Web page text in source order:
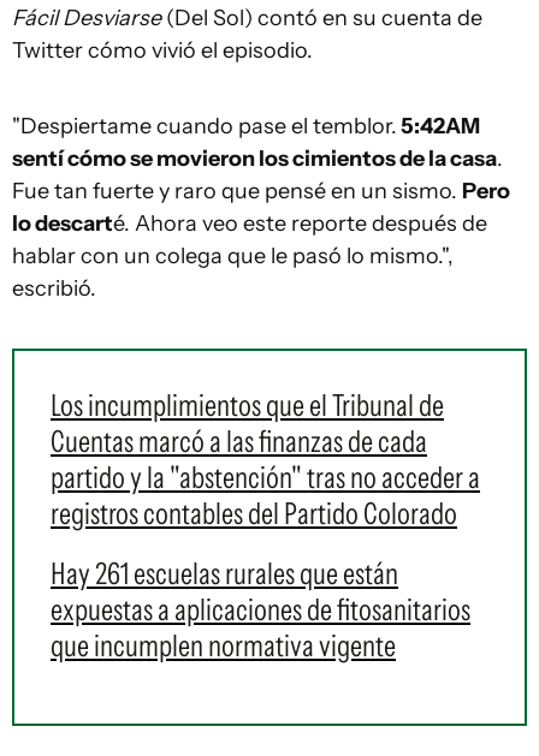
Fácil Desviarse(Del Sol) contó en su cuenta de
Twitter cómo vivió el episodio.
"Despiertame cuando pase el temblor.5:42AM
sentí cómo se movieron los cimientos de la casa.
Fue tan fuerte y raro que pensé en un sismo. Pero
lo descarté. Ahora veo este reporte después de
hablar con un colega que le pasó lo mismo.",
escribió.
Los incumplimientos que el Tribunal de
Cuentas marcó a las finanzas de cada
partido y la "abstención" tras no acceder a
registros contables del Partido Colorado
Hay 261 escuelas rurales que están
expuestas a aplicaciones de fitosanitarios
que incumplen normativa vigente